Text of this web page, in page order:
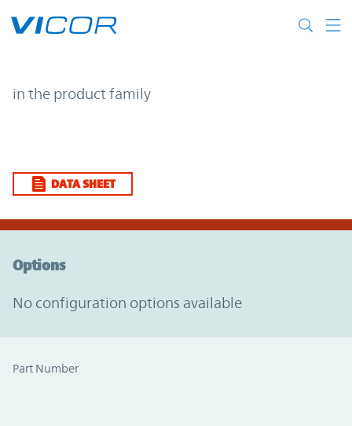
| | Vicor
in the product family
DATA SHEET
Options
No configuration options available
Part Number